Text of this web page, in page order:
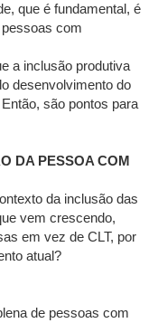
que é fundamental, é
com
a inclusão produtiva
desenvolvimento do
são pontos para
DA PESSOA COM
da inclusão das
vem crescendo,
em vez de CLT, por
atual?
de pessoas com